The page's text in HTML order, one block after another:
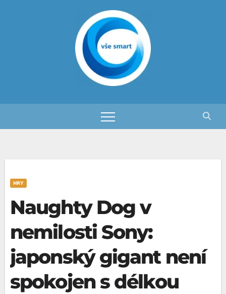
HRY
Naughty Dog v
nemilosti Sony:
japonský gigant není
spokojen s délkou